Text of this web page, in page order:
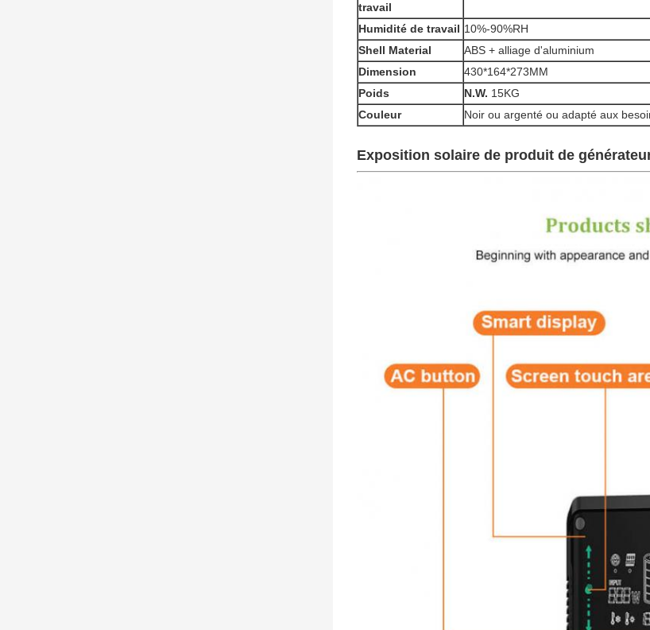
travail
Humidité de travail 10%-90%RH
Shell Material
ABS + alliage d'aluminium
Dimension
430*164*273MM
Poids
N.W. 15KG
Couleur
Noir ou argenté ou adapté aux
Exposition solaire de produit de